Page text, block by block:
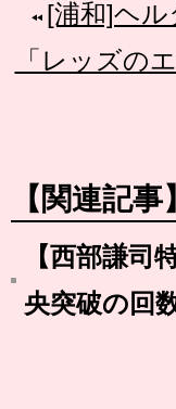
[浦和]ヘ
「レッズの
【関連記事】
【西部謙司
央突破の回